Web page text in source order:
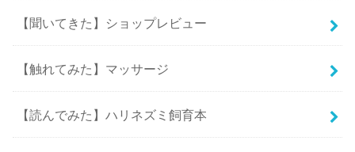
【聞いてきた】ショップレビュー
【触れてみた】マッサージ
【読んでみた】ハリネズミ飼育本